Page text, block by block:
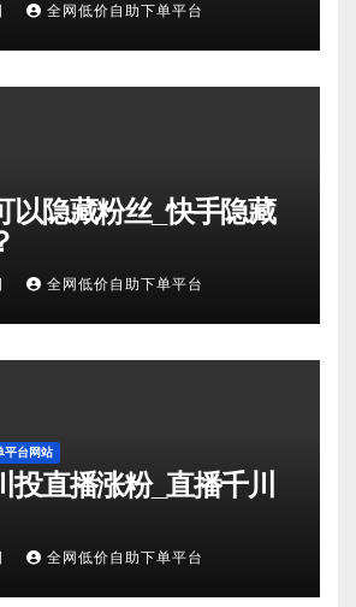
全网低价自助下单平台
以隐藏粉丝_快手隐藏
全网低价自助下单平台
平台网站
投直播涨粉_直播千川
全网低价自助下单平台